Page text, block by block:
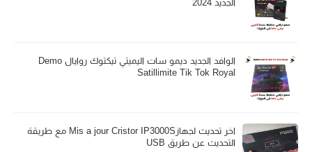
الجديد 2024
الوافد الجديد ديمو سات اليميتي تيكتوك روايال Demo
Satillimite Tik Tok Royal
اخر تحديث لجهازMis a jour Cristor IP3000S مع طريقة
التحديث عن طريق USB